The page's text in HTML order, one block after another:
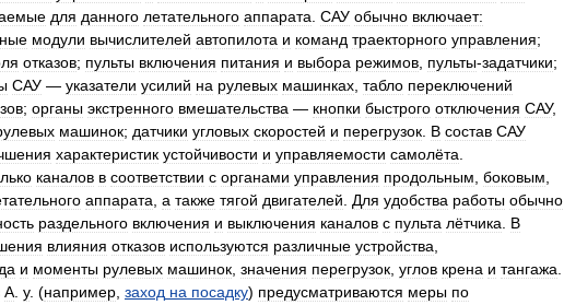
для данного летательного аппарата САУ обычно включает:
модули вычислителей автопилота и команд траекторного управления;
отказов; пульты включения питания и выбора режимов пульты-задатчики;
САУ — указатели усилий на рулевых машинках табло переключений
; органы экстренного вмешательства — кнопки быстрого отключения САУ,
машинок; датчики угловых скоростей и перегрузок В состав САУ
характеристик устойчивости и управляемости самолёта
каналов в соответствии с органами управления продольным боковым
аппарата а также тягой двигателей Для удобства работы обычно
раздельного включения и выключения каналов с пульта лётчика
В
влияния отказов используются различные устройства
и моменты рулевых машинок значения перегрузок углов крена и тангажа
А у. (например заход на посадку) предусматриваются меры по